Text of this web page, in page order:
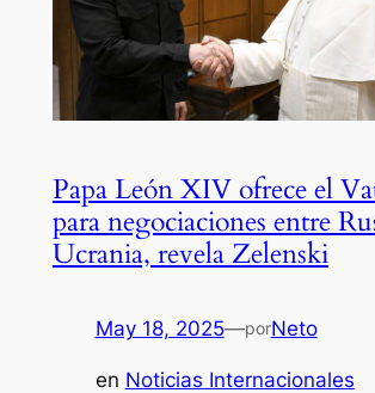
Papa León XIV ofrece el
para negociaciones entre
Ucrania, revela Zelenski
May 18, 2025—porNeto
en Noticias Internacionales